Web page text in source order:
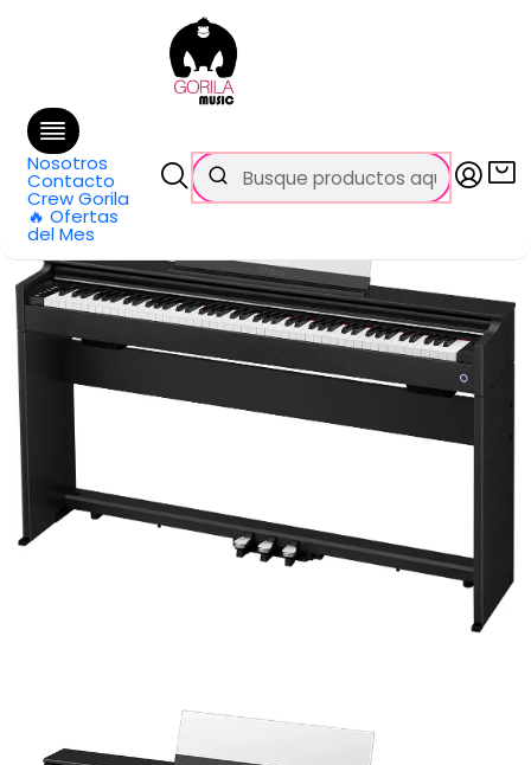
Nosotros
Contacto
Crew Gorila
🔥 Ofertas
del Mes
GRATIS
en Santiago y $99.990 en Regiones
Categorías Pianos y teclados
Piano Digital 88 Teclas Con Mueble Negro Casio AP-S200BK